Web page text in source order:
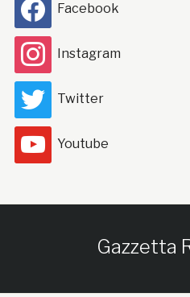
Facebook
Instagram
Twitter
Youtube
Gazzetta